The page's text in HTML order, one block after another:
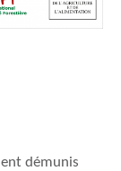
démunis